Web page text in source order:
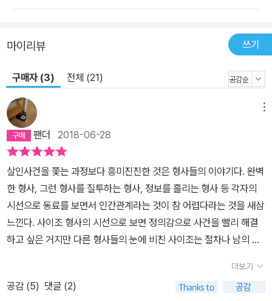
매력을 이제 한국 독자들이 만날 차례다.
마이리뷰 쓰기
구매자 (3) 전체 (21)
팬더 2018-06-28
살인사건을 쫓는 과정보다 흥미진진한 것은 형사들의 이야기다. 완벽
한 형사, 그런 형사를 질투하는 형사, 정보를 흘리는 형사 등 각자의
시선으로 동료를 보면서 인간관계라는 것이 참 어렵다라는 것을 새삼
느낀다. 사이조 형사의 시선으로 보면 정의감으로 사건을 빨리 해결
하고 싶은 거지만 다른 형사들의 눈에 비친 사이조는 절차나 남의 영
이조를 측은해하다가 헉! 불륜이라니! 결국 사직서를 내고 거리의 부
랑자가 되면서 후회하는 사이조 ㅜㅜ 불행은 연속으로 오고...사이조
더보기
공감 (5) 댓글 (2)